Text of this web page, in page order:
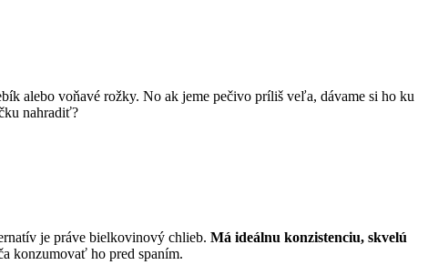
alebo voňavé rožky. No ak jeme pečivo príliš veľa, dávame si ho ku
nahradiť?
je práve bielkovinový chlieb. Má ideálnu konzistenciu, skvelú
konzumovať ho pred spaním.